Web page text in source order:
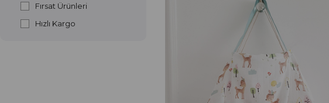
Fırsat Ürünleri
Hızlı Kargo